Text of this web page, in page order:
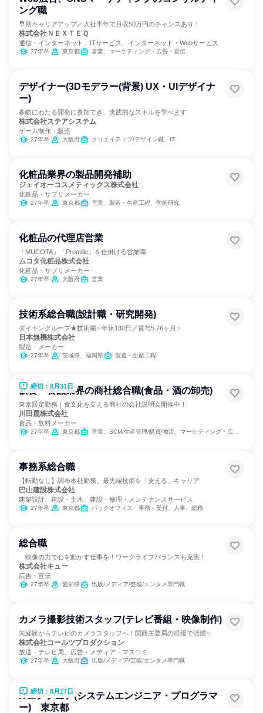
ング職
早期キャリアアップ／入社半年で月収50万円のチャンスあり！
株式会社ＮＥＸＴＥＱ
通信・インターネット、ITサービス、インターネット・Webサービス
27年卒 東京都 営業、マーケティング・広告・宣伝
デザイナー(3Dモデラー(背景) UX・UIデザイナ
ー)
多岐にわたる開発に参加でき、実践的なスキルを学べます
株式会社ステアシステム
ゲーム制作・販売
27年卒 大阪府 クリエイティブ/デザイン職、IT
化粧品業界の製品開発補助
ジェイオーコスメティックス株式会社
化粧品・サプリメーカー
27年卒 東京都 営業、製造・生産工程、学術研究
化粧品の代理店営業
「MUCOTA」「Promille」を仕掛ける営業職
ムコタ化粧品株式会社
化粧品・サプリメーカー
27年卒 大阪府 営業
技術系総合職(設計職・研究開発)
ダイキングループ★技術職✨年休130日／賞与5.76ヶ月✨
日本無機株式会社
製造・メーカー
27年卒 茨城県、福岡県 製造・生産工程
締切：8月31日
飲食・食品業界の商社総合職(食品・酒の卸売)
東京限定勤務｜食文化を支える商社の会社説明会開催中！
川田屋株式会社
食品・飲料メーカー
27年卒 東京都 営業、SCM/生産管理/購買/物流、マーケティング・広告・宣伝
事務系総合職
【転勤なし】調布本社勤務。最先端技術を「支える」キャリア
巴山建設株式会社
建築設計、建設・土木、建設・修理・メンテナンスサービス
27年卒 東京都 バックオフィス・事務・受付、人事、総務
総合職
映像の力で心を動かす仕事を！ワークライフバランスも充実！
株式会社キュー
広告・宣伝
27年卒 愛知県 出版/メディア/芸能/エンタメ専門職
カメラ撮影技術スタッフ(テレビ番組・映像制作)
未経験からテレビのカメラスタッフへ！関西主要局の現場で活躍✨
株式会社コールツプロダクション
放送・テレビ局、広告・メディア・マスコミ
27年卒 大阪府 出版/メディア/芸能/エンタメ専門職
締切：8月17日
ITエンジニア(システムエンジニア・プログラマ
ー) 東京都